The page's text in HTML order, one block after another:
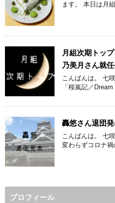
ます。 本日は月
月組次期トッ
乃美月さん就任
こんばんは。 七
「桜嵐記／
轟悠さん退団発
こんばんは。 七
変わらずコロナ
プロフィール